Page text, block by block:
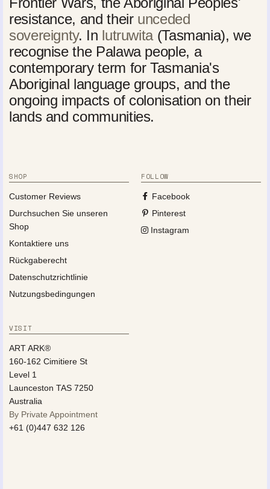
resistance, and their unceded
sovereignty. In lutruwita(Tasmania), we
recognise the Palawa people, a
contemporary term for Tasmania's
Aboriginal language groups, and the
ongoing impacts of colonisation on their
lands and communities.
SHOP
Customer Reviews
Durchsuchen Sie unseren
Shop
Kontaktiere uns
Rückgaberecht
Datenschutzrichtlinie
Nutzungsbedingungen
FOLLOW
Facebook
Pinterest
Instagram
VISIT
ART ARK®
160-162 Cimitiere St
Level 1
Launceston TAS 7250
Australia
By Private Appointment
+61 (0)447 632 126